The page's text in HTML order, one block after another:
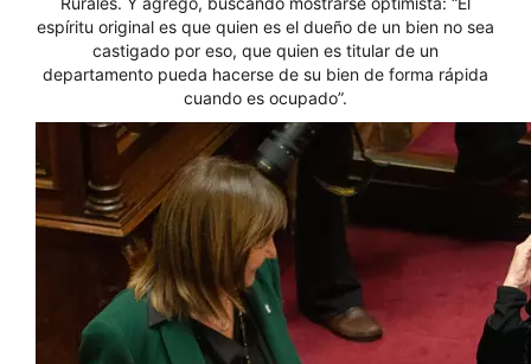
espíritu original es que quien es el dueño de un bien no sea
castigado por eso, que quien es titular de un
departamento pueda hacerse de su bien de forma rápida
cuando es ocupado”.